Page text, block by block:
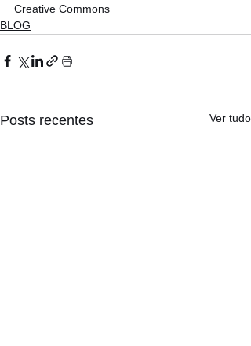
Creative Commons
BLOG
Posts recentes Ver tudo